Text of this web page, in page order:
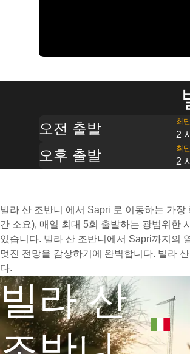
오전 출발 최
2
오후 출발 최
2
빌라 산 조반니 에서 Sapri 로 이동하는 가
간 소요), 매일 최대 5회 출발하는 광범위한
있습니다. 빌라 산 조반니에서 Sapri까지의
멋진 전망을 감상하기에 완벽합니다. 빌라
다.
빌라 산